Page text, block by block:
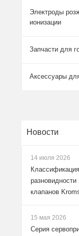
Электроды
ионизации
Запчасти для
Аксессуары
Новости
14 июля 2026
разновидности
клапанов
15 мая 2026
Серия